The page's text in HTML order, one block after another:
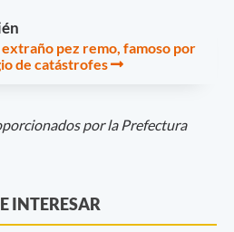
extraño pez remo, famoso por
de catástrofes
por la Prefectura
INTERESAR